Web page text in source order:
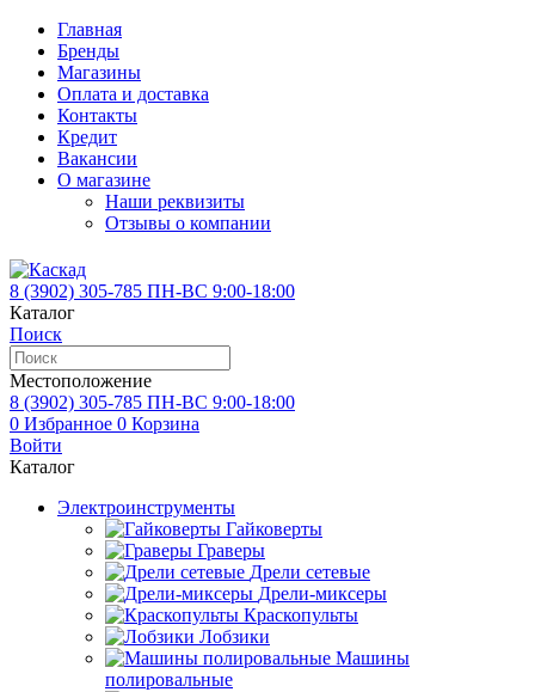
Главная
Бренды
Магазины
Оплата и доставка
Контакты
Кредит
Вакансии
О магазине
Наши реквизиты
Отзывы о компании
8 (3902) 305-785 ПН-ВС 9:00-18:00
Каталог
Поиск
Местоположение
8 (3902) 305-785 ПН-ВС 9:00-18:00
0 Избранное 0 Корзина
Войти
Каталог
Электроинструменты
Гайковерты
Граверы
Дрели сетевые
Дрели-миксеры
Краскопульты
Лобзики
Машины
полировальные